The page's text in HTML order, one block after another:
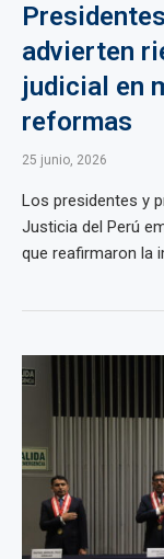
advierten
judicial en
reformas
25 junio, 2026
Los presidentes y
Justicia del Perú
que reafirmaron la